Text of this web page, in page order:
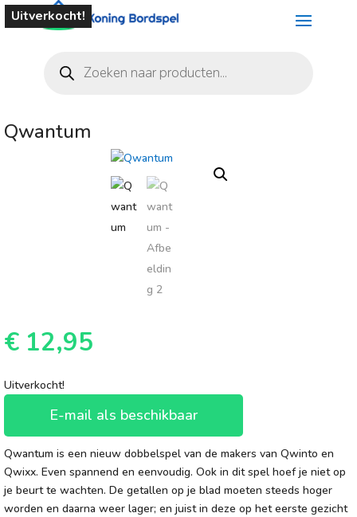
zoeken
Uitverkocht!
Qwantum
€ 12,95
Uitverkocht!
E-mail als beschikbaar
Qwantum is een nieuw dobbelspel van de makers van Qwinto en
Qwixx. Even spannend en eenvoudig. Ook in dit spel hoef je niet op
je beurt te wachten. De getallen op je blad moeten steeds hoger
worden en daarna weer lager; en juist in deze op het eerste gezicht